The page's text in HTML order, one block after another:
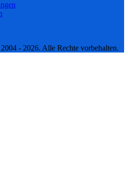
- 2026. Alle Rechte vorbehalten.